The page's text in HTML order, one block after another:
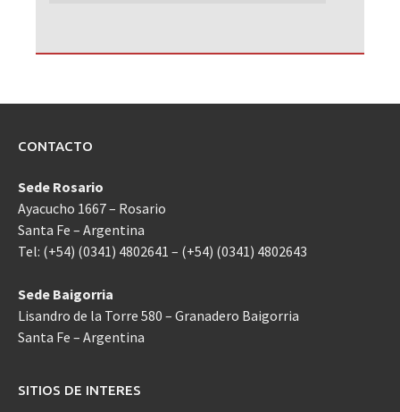
CONTACTO
Sede Rosario
Ayacucho 1667 – Rosario
Santa Fe – Argentina
Tel: (+54) (0341) 4802641 – (+54) (0341) 4802643
Sede Baigorria
Lisandro de la Torre 580 – Granadero Baigorria
Santa Fe – Argentina
SITIOS DE INTERES